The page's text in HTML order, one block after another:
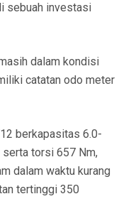
sebuah investasi
dalam kondisi
catatan odo meter
berkapasitas 6.0-
torsi 657 Nm,
dalam waktu kurang
tertinggi 350